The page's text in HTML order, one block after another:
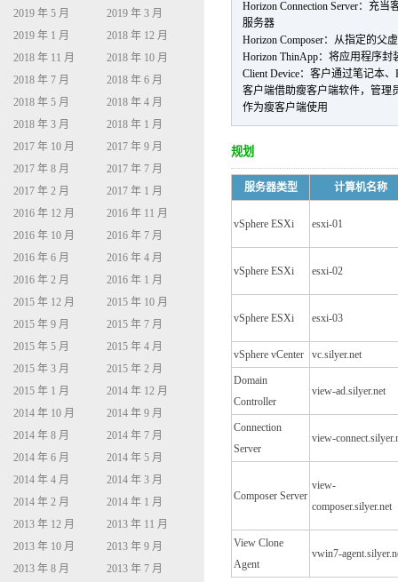
Horizon Connection Server：充
服务器
Horizon Composer：从指定的父
Horizon ThinApp：将应用程序
Client Device：客户通过笔记本
客户端借助瘦客户端软件，管理
作为瘦客户端使用
规划
服务器类型 计算机名称
vSphere ESXi esxi-01
vSphere ESXi esxi-02
vSphere ESXi esxi-03
vSphere vCenter vc.silyer.net
Domain
Controller
view-ad.silyer.net
Connection
Server
view-
Composer Server
view-
composer.silyer.net
View Clone
Agent
vwin7-
2019 年 5 月
2019 年 3 月
2019 年 1 月
2018 年 12 月
2018 年 11 月
2018 年 10 月
2018 年 7 月
2018 年 6 月
2018 年 5 月
2018 年 4 月
2018 年 3 月
2018 年 1 月
2017 年 10 月
2017 年 9 月
2017 年 8 月
2017 年 7 月
2017 年 2 月
2017 年 1 月
2016 年 12 月
2016 年 11 月
2016 年 10 月
2016 年 7 月
2016 年 6 月
2016 年 4 月
2016 年 2 月
2016 年 1 月
2015 年 12 月
2015 年 10 月
2015 年 9 月
2015 年 7 月
2015 年 5 月
2015 年 4 月
2015 年 3 月
2015 年 2 月
2015 年 1 月
2014 年 12 月
2014 年 10 月
2014 年 9 月
2014 年 8 月
2014 年 7 月
2014 年 6 月
2014 年 5 月
2014 年 4 月
2014 年 3 月
2014 年 2 月
2014 年 1 月
2013 年 12 月
2013 年 11 月
2013 年 10 月
2013 年 9 月
2013 年 8 月
2013 年 7 月